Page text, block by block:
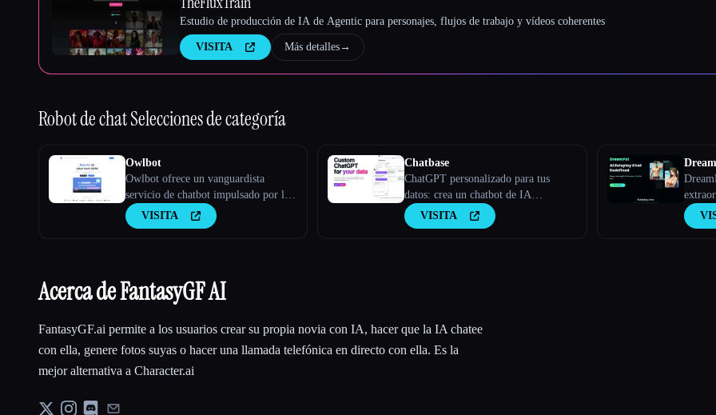
Estudio de producción de IA de Agentic para personajes, flujos de trabajo y vídeos coherentes
VISITA Más detalles→
Robot de chatSelecciones de categoría
Owlbot
Owlbot ofrece un vanguardista
servicio de chatbot impulsado por la
IA que se integra perfectamente con
tus datos para ofrecer respuestas
VISITA
Chatbase
ChatGPT personalizado para tus
datos: crea un chatbot de IA
entrenado en tus datos
VISITA
rol de
Acerca de FantasyGF AI
FantasyGF.ai permite a los usuarios crear su propia novia con IA, hacer que la IA chatee
con ella, genere fotos suyas o hacer una llamada telefónica en directo con ella. Es la
mejor alternativa a Character.ai